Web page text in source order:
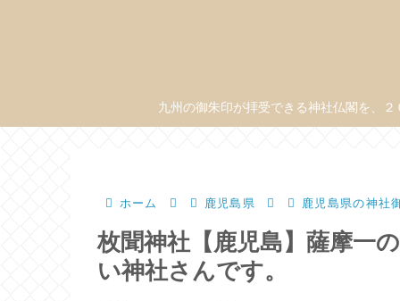
九州の御朱印が拝受できる神社仏閣を、
ホーム 鹿児島県 鹿児島県の神社
枚聞神社【鹿児島】薩摩一
い神社さんです。